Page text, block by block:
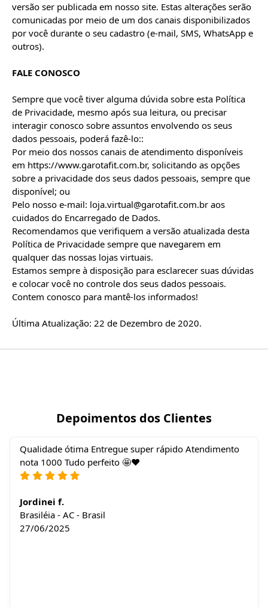
versão ser publicada em nosso site. Estas alterações serão
comunicadas por meio de um dos canais disponibilizados
por você durante o seu cadastro (e-mail, SMS, WhatsApp e
outros).
FALE CONOSCO
Sempre que você tiver alguma dúvida sobre esta Política
de Privacidade, mesmo após sua leitura, ou precisar
interagir conosco sobre assuntos envolvendo os seus
dados pessoais, poderá fazê-lo::
Por meio dos nossos canais de atendimento disponíveis
em https://www.garotafit.com.br, solicitando as opções
sobre a privacidade dos seus dados pessoais, sempre que
disponível; ou
Pelo nosso e-mail: loja.virtual@garotafit.com.br aos
cuidados do Encarregado de Dados.
Recomendamos que verifiquem a versão atualizada desta
Política de Privacidade sempre que navegarem em
qualquer das nossas lojas virtuais.
Estamos sempre à disposição para esclarecer suas dúvidas
e colocar você no controle dos seus dados pessoais.
Contem conosco para mantê-los informados!
Última Atualização: 22 de Dezembro de 2020.
Depoimentos dos Clientes
Qualidade ótima Entregue super rápido Atendimento
nota 1000 Tudo perfeito 🤩❤️
Jordinei f.
Brasiléia - AC - Brasil
27/06/2025